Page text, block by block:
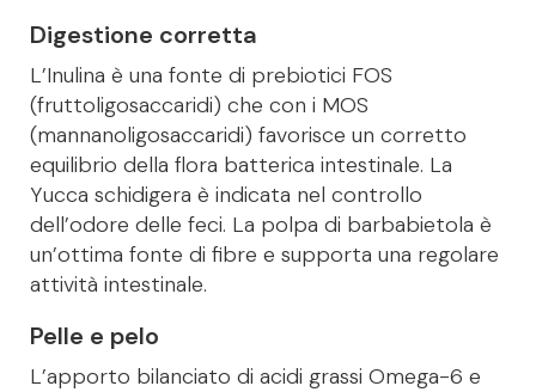
Digestione corretta
L’Inulina è una fonte di prebiotici FOS
(fruttoligosaccaridi) che con i MOS
(mannanoligosaccaridi) favorisce un corretto
equilibrio della flora batterica intestinale. La
Yucca schidigera è indicata nel controllo
dell’odore delle feci. La polpa di barbabietola è
un’ottima fonte di fibre e supporta una regolare
attività intestinale.
Pelle e pelo
L’apporto bilanciato di acidi grassi Omega-6 e